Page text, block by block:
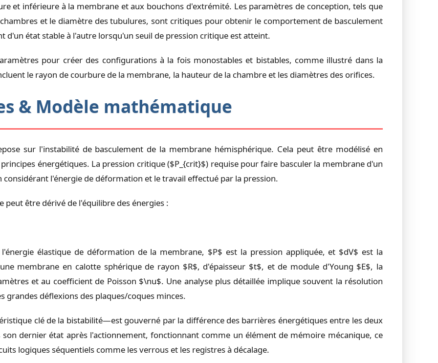
et inférieure à la membrane et aux bouchons d'extrémité. Les paramètres de conception, tels que
et le diamètre des tubulures, sont critiques pour obtenir le comportement de basculement
état stable à l'autre lorsqu'un seuil de pression critique est atteint.
pour créer des configurations à la fois monostables et bistables, comme illustré dans la
le rayon de courbure de la membrane, la hauteur de la chambre et les diamètres des orifices.
& Modèle mathématique
sur l'instabilité de basculement de la membrane hémisphérique. Cela peut être modélisé en
énergétiques. La pression critique ($P_{crit}$) requise pour faire basculer la membrane d'un
l'énergie de déformation et le travail effectué par la pression.
être dérivé de l'équilibre des énergies :
élastique de déformation de la membrane, $P$ est la pression appliquée, et $dV$ est la
membrane en calotte sphérique de rayon $R$, d'épaisseur $t$, et de module d'Young $E$, la
et au coefficient de Poisson $\nu$. Une analyse plus détaillée implique souvent la résolution
grandes déflexions des plaques/coques minces.
clé de la bistabilité—est gouverné par la différence des barrières énergétiques entre les deux
dernier état après l'actionnement, fonctionnant comme un élément de mémoire mécanique, ce
logiques séquentiels comme les verrous et les registres à décalage.